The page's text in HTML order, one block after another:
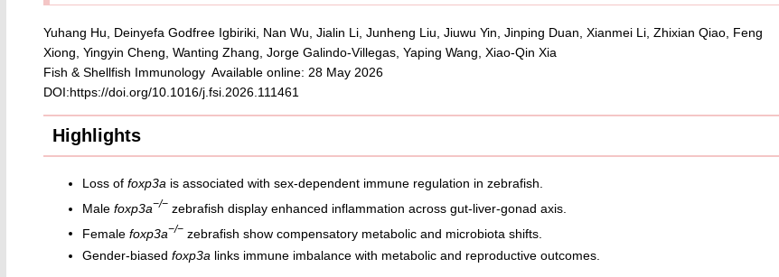
Yuhang Hu, Deinyefa Godfree Igbiriki, Nan Wu, Jialin Li, Junheng Liu, Jiuwu Yin, Jinping Duan, Xianmei Li, Zhixian Qiao, Feng
Xiong, Yingyin Cheng, Wanting Zhang, Jorge Galindo-Villegas, Yaping Wang, Xiao-Qin Xia
Fish & Shellfish Immunology Available online: 28 May 2026
DOI:https://doi.org/10.1016/j.fsi.2026.111461
Highlights
Loss of foxp3ais associated with sex-dependent immune regulation in zebrafish.
Male foxp3a−/−zebrafish display enhanced inflammation across gut-liver-gonad axis.
Female foxp3a−/−zebrafish show compensatory metabolic and microbiota shifts.
Gender-biased foxp3a links immune imbalance with metabolic and reproductive outcomes.